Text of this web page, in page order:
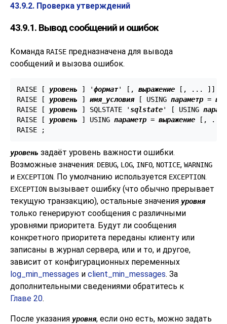
43.9.2. Проверка утверждений
43.9.1. Вывод сообщений и ошибок
Команда RAISE предназначена для вывода
сообщений и вызова ошибок.
RAISE [ уровень ] 'формат' [ , выражение [ , ... ] ] [
RAISE [
уровень ] имя_условия [ USING параметр =
RAISE [
уровень ] SQLSTATE 'sqlstate' [ USING
RAISE [
уровень ] USING параметр = выражение [ , ...
уровень задаёт уровень важности ошибки.
Возможные значения: DEBUG, LOG, INFO, NOTICE, WARNING
и EXCEPTION. По умолчанию используется EXCEPTION.
EXCEPTION вызывает ошибку (что обычно прерывает
текущую транзакцию), остальные значения уровня
только генерируют сообщения с различными
уровнями приоритета. Будут ли сообщения
конкретного приоритета переданы клиенту или
записаны в журнал сервера, или и то, и другое,
зависит от конфигурационных переменных
log_min_messages и client_min_messages. За
дополнительными сведениями обратитесь к
Главе 20.
После указания уровня, если оно есть, можно задать